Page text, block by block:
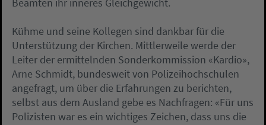
Kühme und seine Kollegen sind dankbar für die
Unterstützung der Kirchen. Mittlerweile werde der
Leiter der ermittelnden Sonderkommission «Kardio»,
Arne Schmidt, bundesweit von Polizeihochschulen
angefragt, um über die Erfahrungen zu berichten,
selbst aus dem Ausland gebe es Nachfragen: «Für uns
Polizisten war es ein wichtiges Zeichen, dass uns die